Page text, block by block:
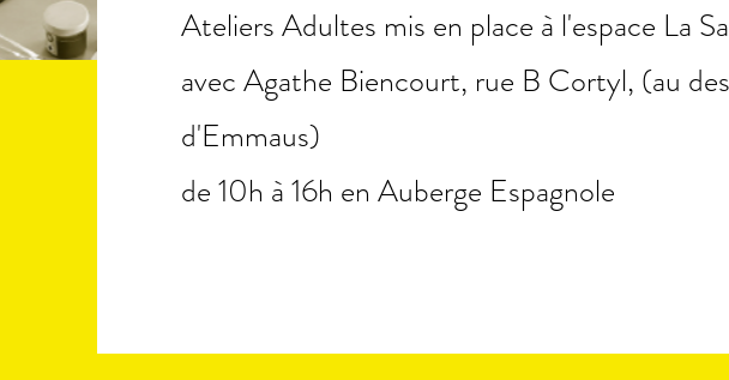
Ateliers Adultes mis en place à l'espace La
avec Agathe Biencourt, rue B Cortyl, (au
d'Emmaus)
de 10h à 16h en Auberge Espagnole